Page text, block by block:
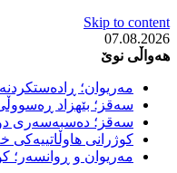
Skip to content
07.08.2026
هەواڵی نوێ
مەریوان؛
سەقز؛ بێهزاد
سەقز؛ دەسبەسەری دوو
کوژرانی
مەریوان و ڕوانسەر؛